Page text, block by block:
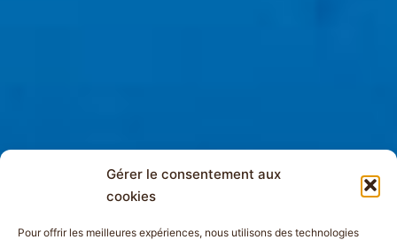
Gérer le consentement aux
cookies
Pour offrir les meilleures expériences, nous utilisons des technologies